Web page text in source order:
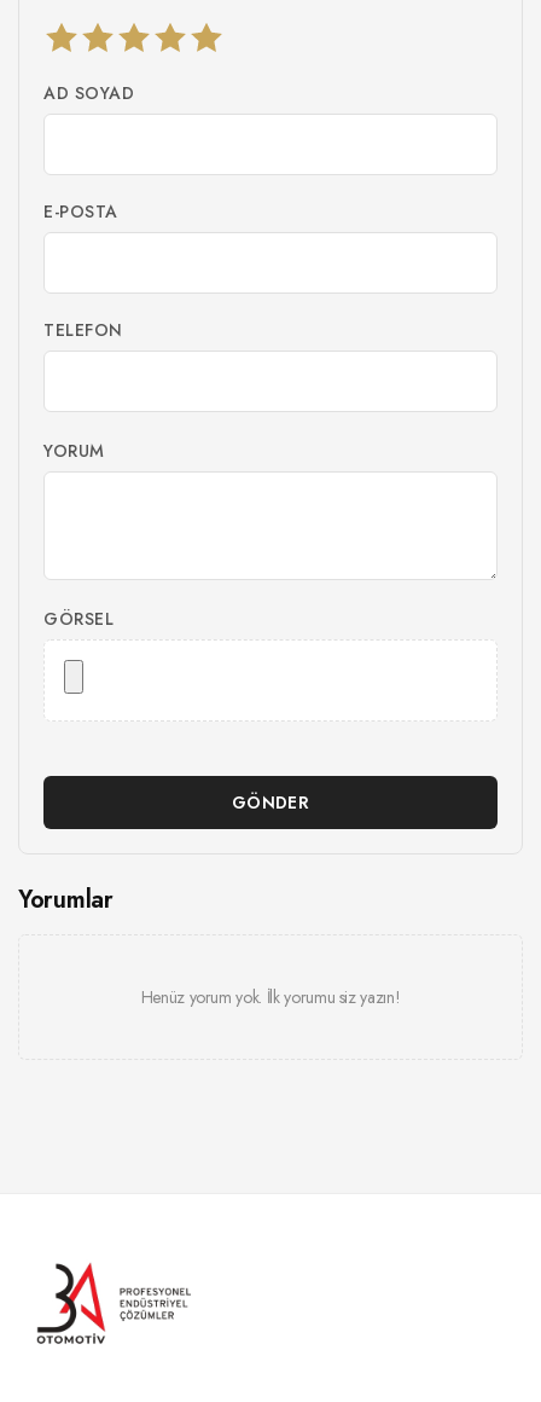
AD SOYAD
E-POSTA
TELEFON
YORUM
GÖRSEL
GÖNDER
Yorumlar
Henüz yorum yok. İlk yorumu siz yazın!